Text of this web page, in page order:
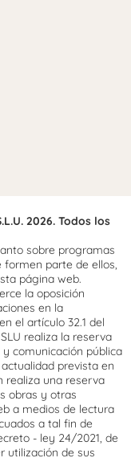
2026. Todos los
sobre programas
formen parte de ellos,
página web.
la oposición
en la
el artículo 32.1 del
realiza la reserva
comunicación pública
prevista en
realiza una reserva
obras y otras
a medios de lectura
a tal fin de
- ley 24/2021, de
utilización de sus